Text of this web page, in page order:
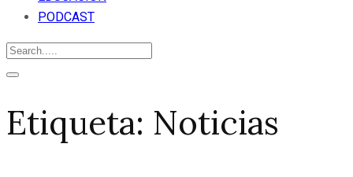
PODCAST
Etiqueta: Noticias